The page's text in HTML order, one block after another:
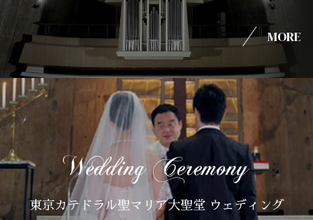
MORE
東京カテドラル聖マリア大聖堂 ウェディング